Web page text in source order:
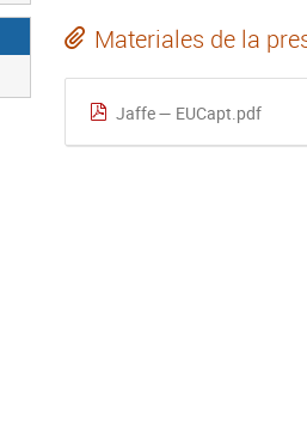
Materiales de la
Jaffe — EUCapt.pdf